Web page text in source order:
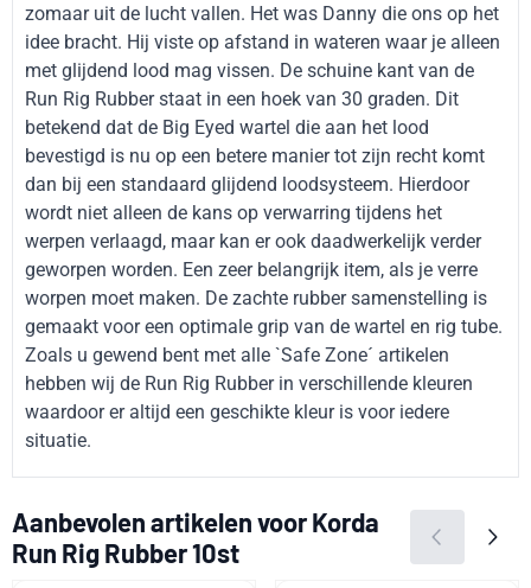
zomaar uit de lucht vallen. Het was Danny die ons op het
idee bracht. Hij viste op afstand in wateren waar je alleen
met glijdend lood mag vissen. De schuine kant van de
Run Rig Rubber staat in een hoek van 30 graden. Dit
betekend dat de Big Eyed wartel die aan het lood
bevestigd is nu op een betere manier tot zijn recht komt
dan bij een standaard glijdend loodsysteem. Hierdoor
wordt niet alleen de kans op verwarring tijdens het
werpen verlaagd, maar kan er ook daadwerkelijk verder
geworpen worden. Een zeer belangrijk item, als je verre
worpen moet maken. De zachte rubber samenstelling is
gemaakt voor een optimale grip van de wartel en rig tube.
Zoals u gewend bent met alle `Safe Zone´ artikelen
hebben wij de Run Rig Rubber in verschillende kleuren
waardoor er altijd een geschikte kleur is voor iedere
situatie.
Aanbevolen artikelen voorKorda
Run Rig Rubber 10st